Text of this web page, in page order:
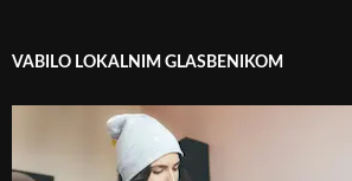
VABILO LOKALNIM GLASBENIKOM